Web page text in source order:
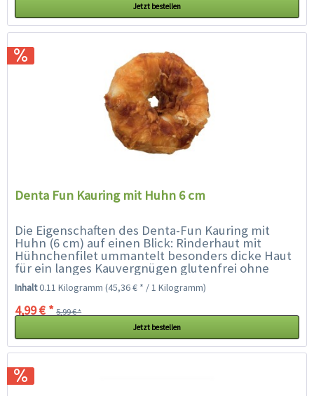
Jetzt bestellen
Denta Fun Kauring mit Huhn 6 cm
Die Eigenschaften des Denta-Fun Kauring mit
Huhn (6 cm) auf einen Blick: Rinderhaut mit
Hühnchenfilet ummantelt besonders dicke Haut
für ein langes Kauvergnügen glutenfrei ohne
Zuckerzusatz...
Inhalt0.11 Kilogramm(45,36 € * / 1 Kilogramm)
4,99 € * 5,99 € *
Jetzt bestellen